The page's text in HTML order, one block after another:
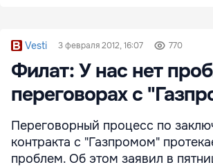
Vesti 3 февраля 2012, 16:07 770
Филат: У нас нет
переговорах с
Переговорный процесс по
контракта с "Газпромом"
проблем. Об этом заявил в